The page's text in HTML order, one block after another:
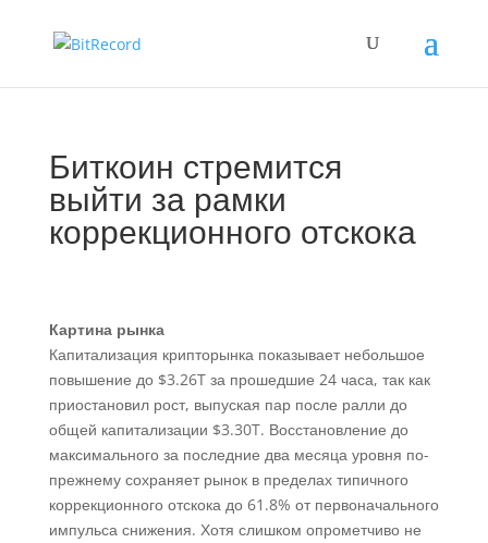
Биткоин стремится
выйти за рамки
коррекционного отскока
Картина рынка
Капитализация крипторынка показывает небольшое
повышение до $3.26T за прошедшие 24 часа, так как
приостановил рост, выпуская пар после ралли до
общей капитализации $3.30T. Восстановление до
максимального за последние два месяца уровня по-
прежнему сохраняет рынок в пределах типичного
коррекционного отскока до 61.8% от первоначального
импульса снижения. Хотя слишком опрометчиво не